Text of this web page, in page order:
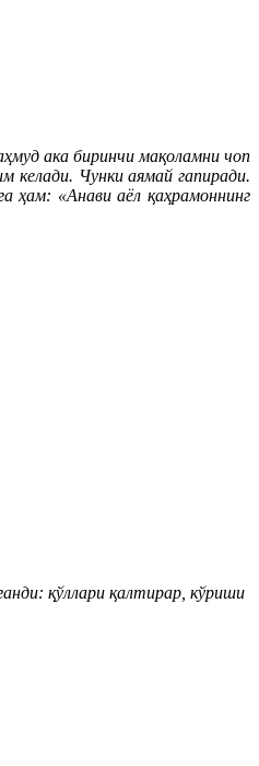
ака биринчи мақоламни чоп
келади. Чунки аямай гапиради.
ҳам: «Анави аёл қаҳрамоннинг
қўллари қалтирар, кўриши